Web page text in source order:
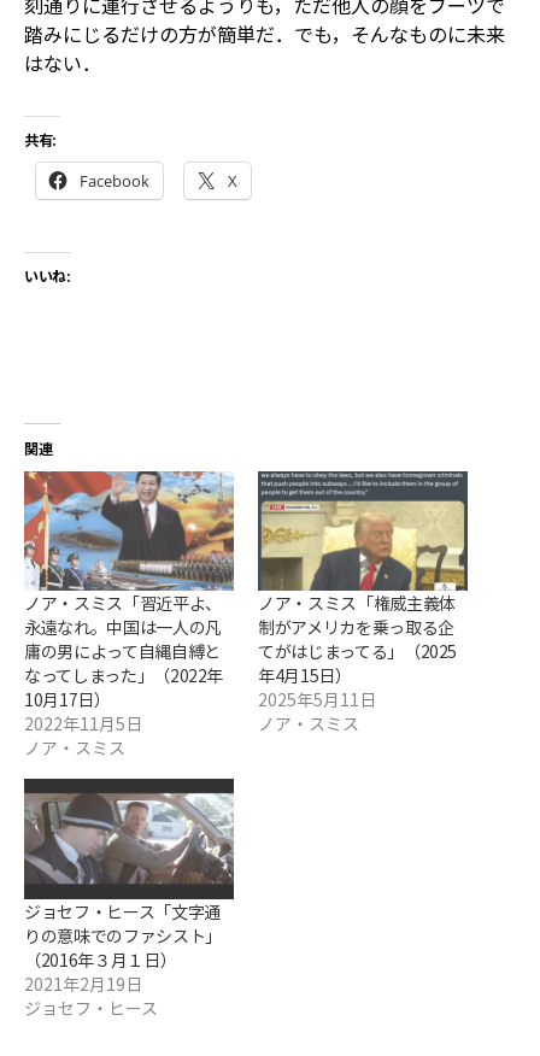
踏みにじるだけの方が簡単だ．でも，そんなものに未来
はない．
共有:
Facebook X
いいね:
関連
ノア・スミス「習近平よ、
永遠なれ。中国は一人の凡
庸の男によって自縄自縛と
なってしまった」（2022年
10月17日）
2022年11月5日
ノア・スミス
ノア・スミス「権威主義体
制がアメリカを乗っ取る企
てがはじまってる」（2025
年4月15日）
2025年5月11日
ノア・スミス
ジョセフ・ヒース「文字通
りの意味でのファシスト」
（2016年３月１日）
2021年2月19日
ジョセフ・ヒース